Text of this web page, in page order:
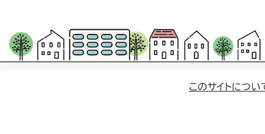
このサイトについ